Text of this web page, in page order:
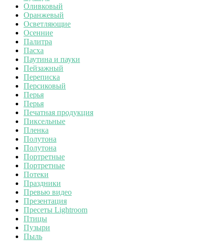
Оливковый
Оранжевый
Осветляющие
Осенние
Палитра
Пасха
Паутина и пауки
Пейзажный
Переписка
Персиковый
Перья
Перья
Печатная продукция
Пиксельные
Пленка
Полутона
Полутона
Портретные
Портретные
Потеки
Праздники
Превью видео
Презентация
Пресеты Lightroom
Птицы
Пузыри
Пыль